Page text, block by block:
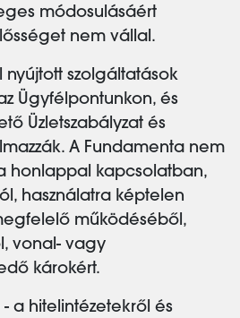
módosulásáért
nem vállal.
szolgáltatások
Ügyfélpontunkon, és
Üzletszabályzat és
A Fundamenta nem
honlappal kapcsolatban,
használatra képtelen
működéséből,
vonal- vagy
károkért.
a hitelintézetekről és